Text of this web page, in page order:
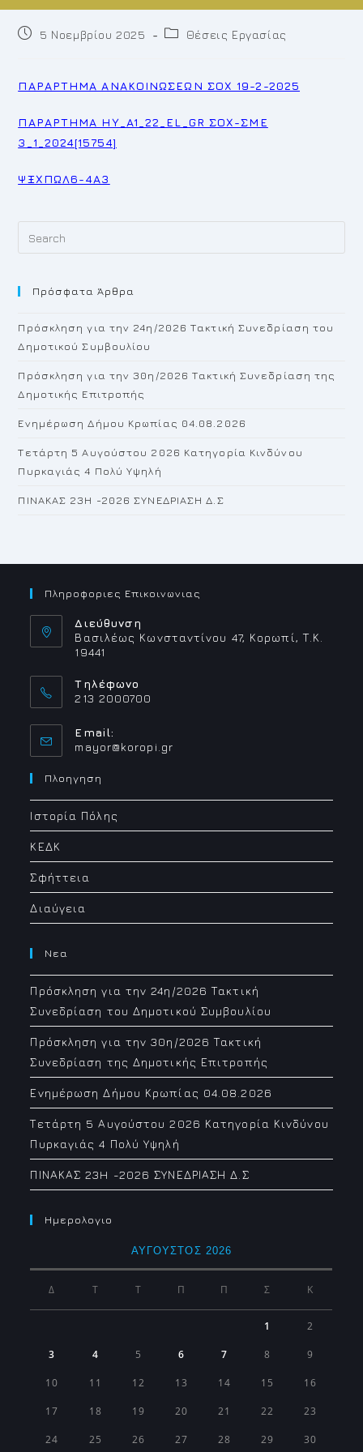
Post5 Νοεμβρίου 2025
PostΘέσεις Εργασίας
ΠΑΡΑΡΤΗΜΑ ΑΝΑΚΟΙΝΩΣΕΩΝ ΣΟΧ 19-2-2025
ΠΑΡΑΡΤΗΜΑ ΗΥ_A1_22_EL_GR ΣΟΧ-ΣΜΕ
3_1_2024[15754]
ΨΞΧΠΩΛ6-4Α3
Πρόσφατα Άρθρα
Πρόσκληση για την 24η/2026 Τακτική Συνεδρίαση του
Δημοτικού Συμβουλίου
Πρόσκληση για την 30η/2026 Τακτική Συνεδρίαση της
Δημοτικής Επιτροπής
Ενημέρωση Δήμου Κρωπίας 04.08.2026
Τετάρτη 5 Αυγούστου 2026 Κατηγορία Κινδύνου
Πυρκαγιάς 4 Πολύ Υψηλή
ΠΙΝΑΚΑΣ 23H -2026 ΣΥΝΕΔΡΙΑΣΗ Δ.Σ
Πληροφοριες Επικοινωνιας
Διεύθυνση
Βασιλέως Κωνσταντίνου 47, Κορωπί, Τ.Κ.
19441
Τηλέφωνο
213 2000700
Email:
mayor@koropi.grOpens
Πλοηγηση
Ιστορία Πόλης
ΚΕΔΚ
Σφήττεια
Διαύγεια
Νεα
Πρόσκληση για την 24η/2026 Τακτική
Συνεδρίαση του Δημοτικού Συμβουλίου
Πρόσκληση για την 30η/2026 Τακτική
Συνεδρίαση της Δημοτικής Επιτροπής
Ενημέρωση Δήμου Κρωπίας 04.08.2026
Τετάρτη 5 Αυγούστου 2026 Κατηγορία Κινδύνου
Πυρκαγιάς 4 Πολύ Υψηλή
ΠΙΝΑΚΑΣ 23H -2026 ΣΥΝΕΔΡΙΑΣΗ Δ.Σ
Ημερολογιο
ΑΎΓΟΥΣΤΟΣ 2026
Δ Τ Τ Π Π Σ Κ
1 2
3 4 5 6 7 8 9
10 11 12 13 14 15 16
17 18 19 20 21 22 23
24 25 26 27 28 29 30